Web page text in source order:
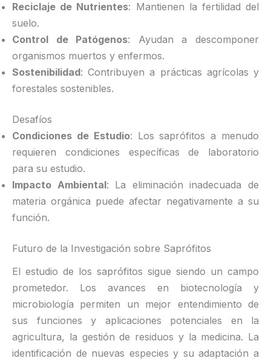
Reciclaje de Nutrientes: Mantienen la fertilidad del
suelo.
Control de Patógenos: Ayudan a descomponer
organismos muertos y enfermos.
Sostenibilidad: Contribuyen a prácticas agrícolas y
forestales sostenibles.
Desafíos
Condiciones de Estudio: Los saprófitos a menudo
requieren condiciones específicas de laboratorio
para su estudio.
Impacto Ambiental: La eliminación inadecuada de
materia orgánica puede afectar negativamente a su
función.
Futuro de la Investigación sobre Saprófitos
El estudio de los saprófitos sigue siendo un campo
prometedor. Los avances en biotecnología y
microbiología permiten un mejor entendimiento de
sus funciones y aplicaciones potenciales en la
agricultura, la gestión de residuos y la medicina. La
identificación de nuevas especies y su adaptación a